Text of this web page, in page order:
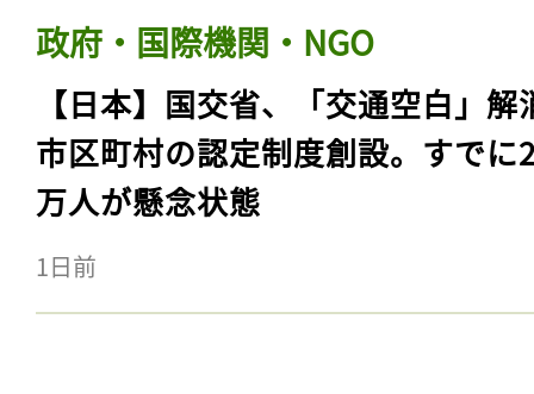
政府・国際機関・NGO
【日本】国交省、「交通空白」解
市区町村の認定制度創設。すでに
万人が懸念状態
1日前